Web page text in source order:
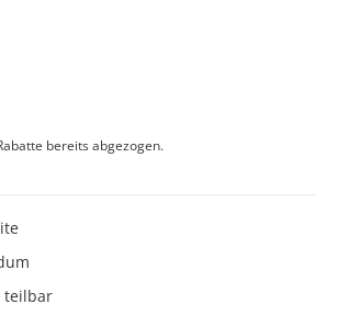
bereits abgezogen.
teilbar